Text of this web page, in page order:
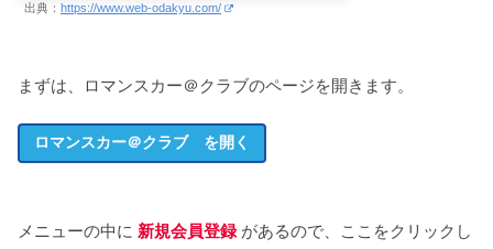
出典： https://www.web-odakyu.com/
まずは、ロマンスカー＠クラブのページを開きます。
ロマンスカー＠クラブを開く
メニューの中に 新規会員登録があるので、ここをクリックし